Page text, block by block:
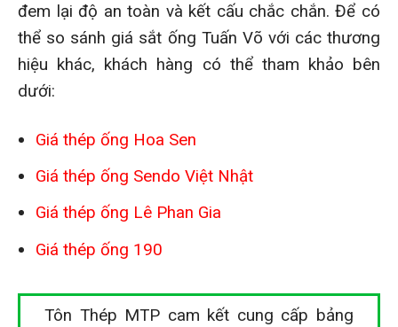
đem lại độ an toàn và kết cấu chắc chắn. Để có
thể so sánh giá sắt ống Tuấn Võ với các thương
hiệu khác, khách hàng có thể tham khảo bên
dưới:
Giá thép ống Hoa Sen
Giá thép ống Sendo Việt Nhật
Giá thép ống Lê Phan Gia
Giá thép ống 190
Tôn Thép MTP cam kết cung cấp bảng